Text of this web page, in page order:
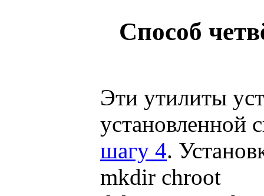
Способ
Эти утилиты
установленной
шагу 4.
mkdir chroot